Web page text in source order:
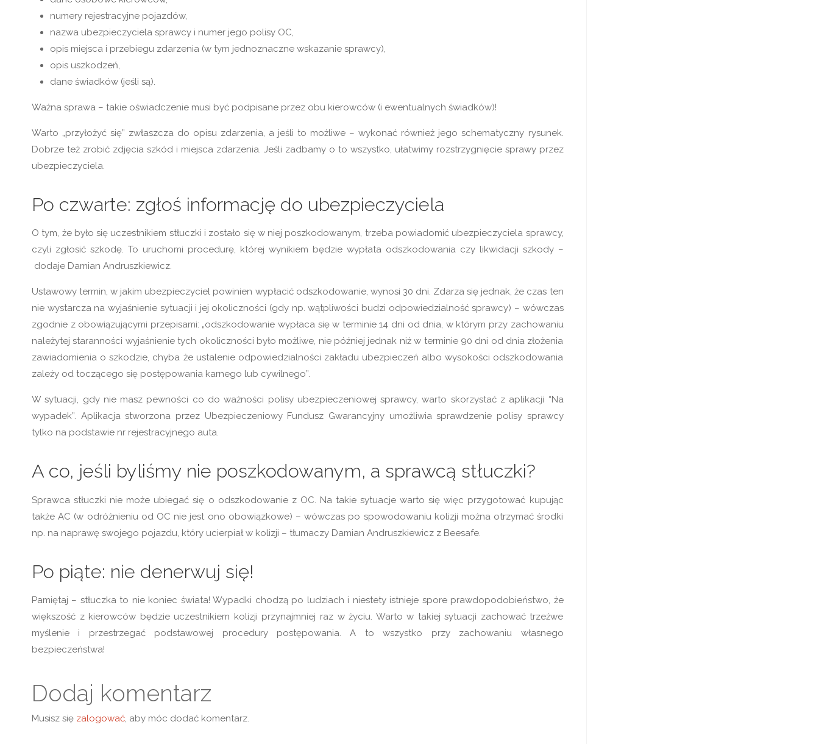
numery rejestracyjne pojazdów,
nazwa ubezpieczyciela sprawcy i numer jego polisy OC,
opis miejsca i przebiegu zdarzenia (w tym jednoznaczne wskazanie sprawcy),
opis uszkodzeń,
dane świadków (jeśli są).
Ważna sprawa – takie oświadczenie musi być podpisane przez obu kierowców (i ewentualnych świadków)!
Warto „przyłożyć się” zwłaszcza do opisu zdarzenia, a jeśli to możliwe – wykonać również jego schematyczny rysunek.
Dobrze też zrobić zdjęcia szkód i miejsca zdarzenia. Jeśli zadbamy o to wszystko, ułatwimy rozstrzygnięcie sprawy przez
ubezpieczyciela.
Po czwarte: zgłoś informację do ubezpieczyciela
O tym, że było się uczestnikiem stłuczki i zostało się w niej poszkodowanym, trzeba powiadomić ubezpieczyciela sprawcy,
czyli zgłosić szkodę. To uruchomi procedurę, której wynikiem będzie wypłata odszkodowania czy likwidacji szkody –
dodaje Damian Andruszkiewicz.
Ustawowy termin, w jakim ubezpieczyciel powinien wypłacić odszkodowanie, wynosi 30 dni. Zdarza się jednak, że czas ten
nie wystarcza na wyjaśnienie sytuacji i jej okoliczności (gdy np. wątpliwości budzi odpowiedzialność sprawcy) – wówczas
zgodnie z obowiązującymi przepisami: „odszkodowanie wypłaca się w terminie 14 dni od dnia, w którym przy zachowaniu
należytej staranności wyjaśnienie tych okoliczności było możliwe, nie później jednak niż w terminie 90 dni od dnia złożenia
zawiadomienia o szkodzie, chyba że ustalenie odpowiedzialności zakładu ubezpieczeń albo wysokości odszkodowania
zależy od toczącego się postępowania karnego lub cywilnego”.
W sytuacji, gdy nie masz pewności co do ważności polisy ubezpieczeniowej sprawcy, warto skorzystać z aplikacji “Na
wypadek”. Aplikacja stworzona przez Ubezpieczeniowy Fundusz Gwarancyjny umożliwia sprawdzenie polisy sprawcy
tylko na podstawie nr rejestracyjnego auta.
A co, jeśli byliśmy nie poszkodowanym, a sprawcą stłuczki?
Sprawca stłuczki nie może ubiegać się o odszkodowanie z OC. Na takie sytuacje warto się więc przygotować kupując
także AC (w odróżnieniu od OC nie jest ono obowiązkowe) – wówczas po spowodowaniu kolizji można otrzymać środki
np. na naprawę swojego pojazdu, który ucierpiał w kolizji – tłumaczy Damian Andruszkiewicz z Beesafe.
Po piąte: nie denerwuj się!
Pamiętaj – stłuczka to nie koniec świata! Wypadki chodzą po ludziach i niestety istnieje spore prawdopodobieństwo, że
większość z kierowców będzie uczestnikiem kolizji przynajmniej raz w życiu. Warto w takiej sytuacji zachować trzeźwe
myślenie i przestrzegać podstawowej procedury postępowania. A to wszystko przy zachowaniu własnego
bezpieczeństwa!
Dodaj komentarz
Musisz się zalogować, aby móc dodać komentarz.